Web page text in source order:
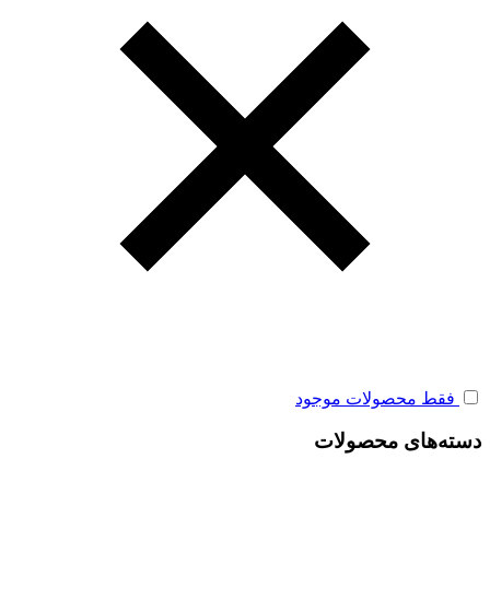
فقط محصولات موجود
دسته‌های محصولات